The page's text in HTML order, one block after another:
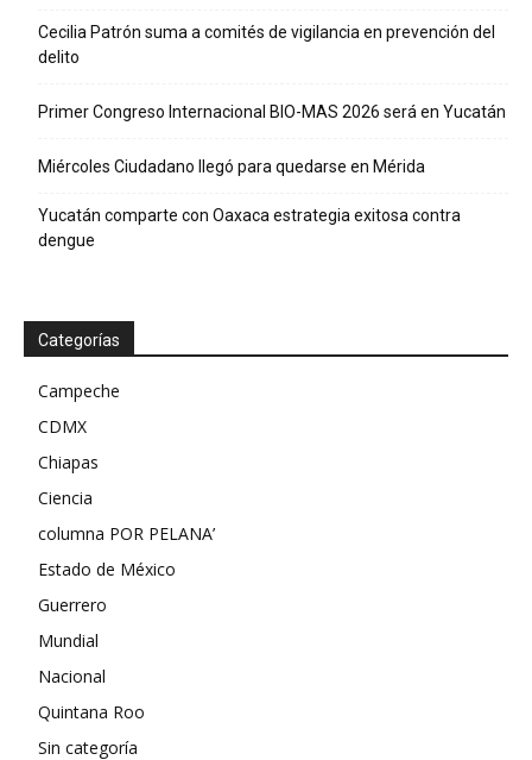
Cecilia Patrón suma a comités de vigilancia en prevención del
delito
Primer Congreso Internacional BIO-MAS 2026 será en Yucatán
Miércoles Ciudadano llegó para quedarse en Mérida
Yucatán comparte con Oaxaca estrategia exitosa contra
dengue
Categorías
Campeche
CDMX
Chiapas
Ciencia
columna POR PELANA’
Estado de México
Guerrero
Mundial
Nacional
Quintana Roo
Sin categoría